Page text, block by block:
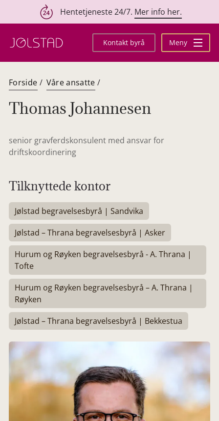
innhold
Hentetjeneste 24/7. Mer info her.
Kontakt byrå Meny
Forside / Våre ansatte /
Thomas Johannesen
senior gravferdskonsulent med ansvar for
driftskoordinering
Tilknyttede kontor
Jølstad begravelsesbyrå | Sandvika
Jølstad – Thrana begravelsesbyrå | Asker
Hurum og Røyken begravelsesbyrå - A. Thrana |
Tofte
Hurum og Røyken begravelsesbyrå – A. Thrana |
Røyken
Jølstad – Thrana begravelsesbyrå | Bekkestua